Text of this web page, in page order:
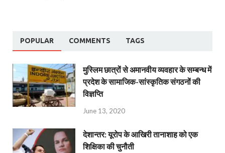
POPULAR COMMENTS TAGS
मुस्लिम छात्रों से अमानवीय व्यवहार के सम्बन्ध में
प्रदेश के सामाजिक-सांस्कृतिक संगठनों की
विज्ञप्ति
June 13, 2020
देशान्‍तर: यूरोप के आखिरी तानाशाह को एक
शिक्षिका की चुनौती